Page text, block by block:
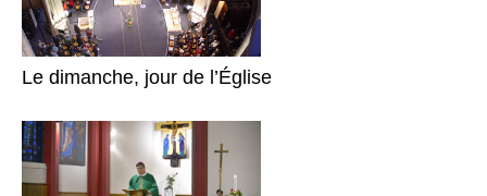
Le dimanche, jour de l’Église